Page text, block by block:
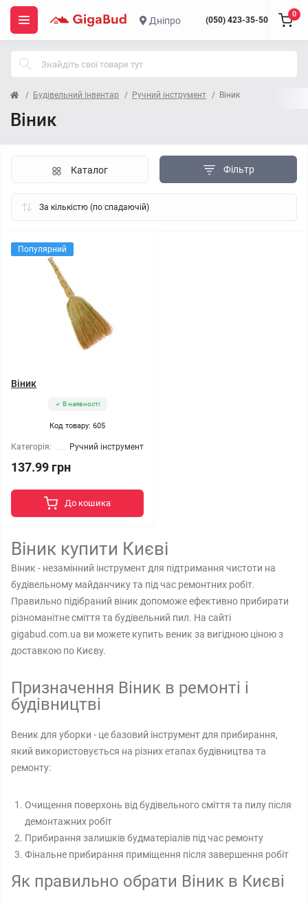
Дніпро (050) 423-35-50
0
Будівельний інвентар Ручний інструмент Віник
Віник
Фільтр
Каталог
Популярний
Віник
В наявності
Код товару: 605
Категорія: Ручний інструмент
137.99 грн
До кошика
Віник купити Києві
Віник - незамінний інструмент для підтримання чистоти на
будівельному майданчику та під час ремонтних робіт.
Правильно підібраний віник допоможе ефективно прибирати
різноманітне сміття та будівельний пил. На сайті
gigabud.com.ua ви можете купить веник за вигідною ціною з
доставкою по Києву.
Призначення Віник в ремонті і
будівництві
Веник для уборки - це базовий інструмент для прибирання,
який використовується на різних етапах будівництва та
ремонту:
Очищення поверхонь від будівельного сміття та пилу після
демонтажних робіт
Прибирання залишків будматеріалів під час ремонту
Фінальне прибирання приміщення після завершення робіт
Як правильно обрати Віник в Києві